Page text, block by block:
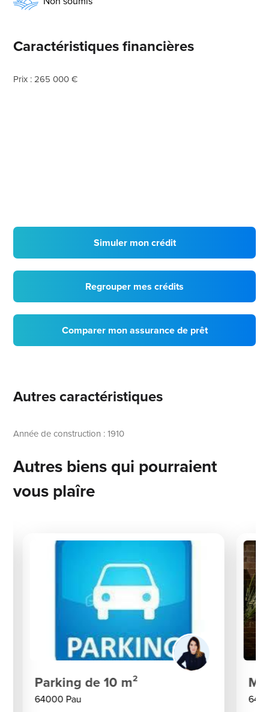
Caractéristiques financières
Prix : 265 000 €
Simuler mon crédit
Regrouper mes crédits
Comparer mon assurance de prêt
Autres caractéristiques
Année de construction : 1910
Autres biens qui pourraient
vous plaîre
Parking de 10 m²
64000 Pau